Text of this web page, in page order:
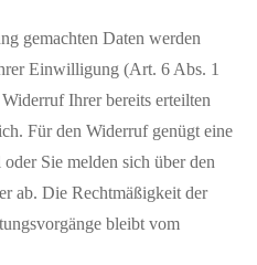
gemachten Daten werden
Einwilligung (Art. 6 Abs. 1
Ihrer bereits erteilten
Für den Widerruf genügt eine
Sie melden sich über den
ab. Die Rechtmäßigkeit der
bleibt vom